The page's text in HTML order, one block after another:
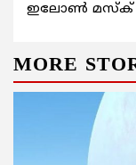
ഇലോണ്‍ മസ്‌ക്
MORE